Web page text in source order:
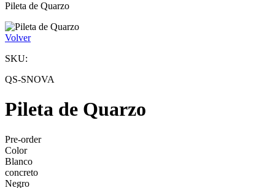
Pileta de Quarzo
Volver
SKU:
QS-SNOVA
Pileta de Quarzo
Pre-order
Color
Blanco
concreto
Negro